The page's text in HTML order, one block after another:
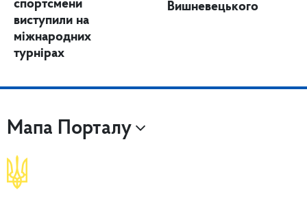
спортсмени
виступили на
міжнародних
турнірах
Вишневецького
Мапа Порталу